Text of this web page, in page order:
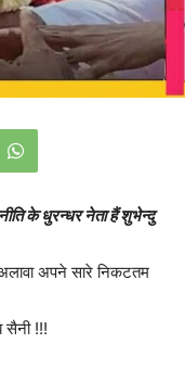
के धुरन्धर नेता हैं शुभेन्दु
अपने सारे निकटतम
सैनी !!!